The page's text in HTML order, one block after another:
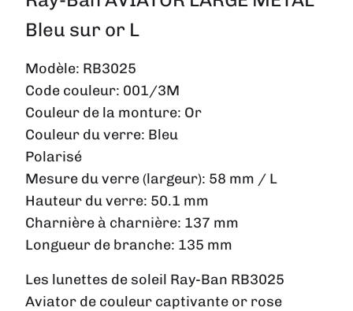
Bleu sur or L
Modèle: RB3025
Code couleur: 001/3M
Couleur de la monture: Or
Couleur du verre: Bleu
Polarisé
Mesure du verre (largeur): 58 mm / L
Hauteur du verre: 50.1 mm
Charnière à charnière: 137 mm
Longueur de branche: 135 mm
Les lunettes de soleil Ray-Ban RB3025
Aviator de couleur captivante or rose